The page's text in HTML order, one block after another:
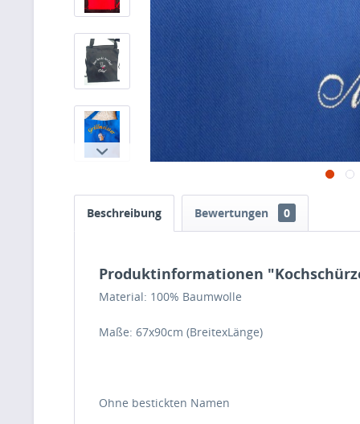
Beschreibung Bewertungen 0
Produktinformationen
Material: 100% Baumwolle
Maße: 67x90cm (BreitexLänge)
Ohne bestickten Namen